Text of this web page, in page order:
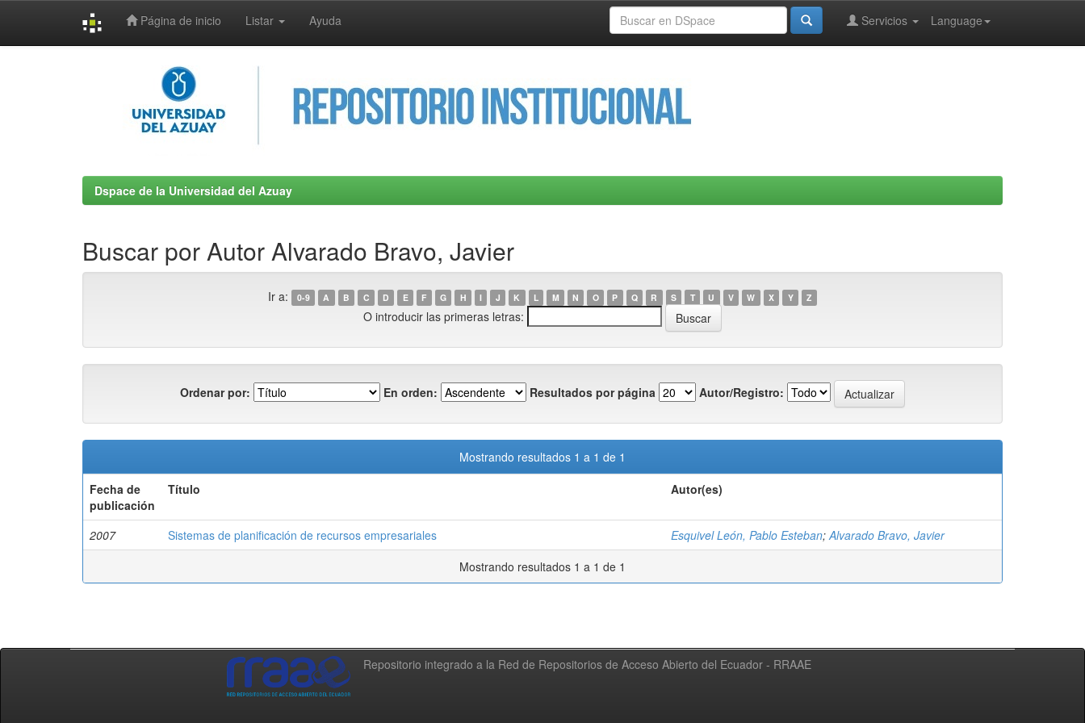
Página de inicio Listar Ayuda Language
Servicios
Dspace de la Universidad del Azuay
Buscar por Autor Alvarado Bravo, Javier
Ir a: 0-9 A B C D E F G H I J K L M N O P Q R S T U V W X Y Z
O introducir las primeras letras:
Ordenar por: En orden: Resultados por página Autor/Registro:
Mostrando resultados 1 a 1 de 1
Fecha de
publicación
Título Autor(es)
2007 Sistemas de planificación de recursos empresariales Esquivel León, Pablo Esteban;Alvarado Bravo, Javier
Mostrando resultados 1 a 1 de 1
Repositorio integrado a la Red de Repositorios de Acceso Abierto del Ecuador - RRAAE